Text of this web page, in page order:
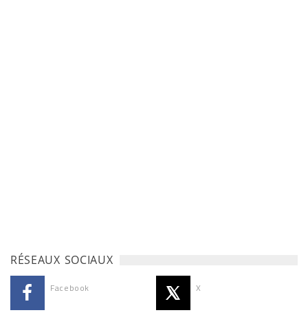
RÉSEAUX SOCIAUX
Facebook X